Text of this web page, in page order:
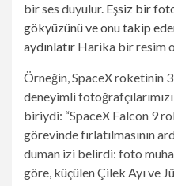
bir ses duyulur. Eşsiz bir
gökyüzünü ve onu takip
aydınlatır Harika bir resim
Örneğin, SpaceX roketinin
deneyimli
biriydi: “SpaceX Falcon 9
görevinde fırlatılmasının
duman izi belirdi: foto
göre, küçülen Çilek Ayı ve